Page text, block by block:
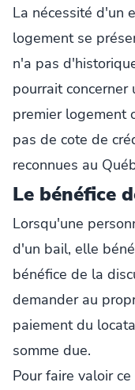
La nécessité d'un
logement se
n'a pas
pourrait
premier logement
pas de cote de
reconnues au
Le bénéfice
Lorsqu'une
d'un bail, elle
bénéfice de la
demander au
paiement du
somme due.
Pour faire valoir